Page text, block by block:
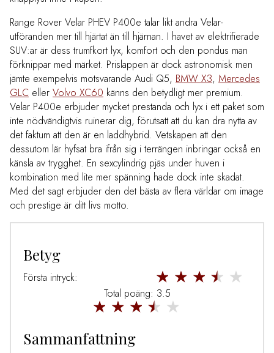
Range Rover Velar PHEV P400e talar likt andra Velar-
utföranden mer till hjärtat än till hjärnan. I havet av elektrifierade
SUV:ar är dess trumfkort lyx, komfort och den pondus man
förknippar med märket. Prislappen är dock astronomisk men
jämte exempelvis motsvarande Audi Q5, BMW X3, Mercedes
GLC eller Volvo XC60 känns den betydligt mer premium.
Velar P400e erbjuder mycket prestanda och lyx i ett paket som
inte nödvändigtvis ruinerar dig, förutsatt att du kan dra nytta av
det faktum att den är en laddhybrid. Vetskapen att den
dessutom lär hyfsat bra ifrån sig i terrängen inbringar också en
känsla av trygghet. En sexcylindrig pjäs under huven i
kombination med lite mer spänning hade dock inte skadat.
Med det sagt erbjuder den det bästa av flera världar om image
och prestige är ditt livs motto.
Betyg
Första intryck:
Total poäng: 3.5
Sammanfattning